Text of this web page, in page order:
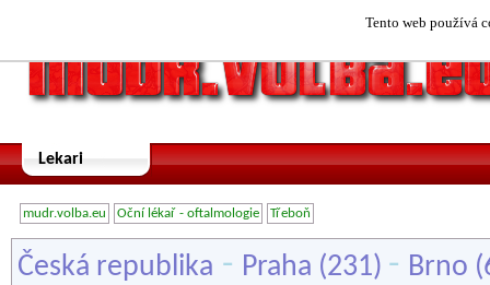
Tento web používá
Lekari
mudr.volba.eu Oční lékař - oftalmologie Třeboň
Česká republika - Praha (231) - Brno